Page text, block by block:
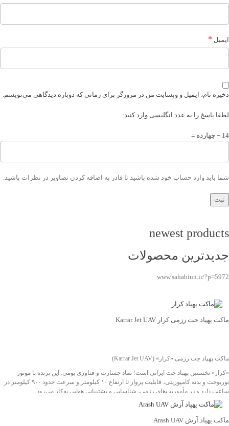
ایمیل *
ذخیره نام، ایمیل و وبسایت من در مرورگر برای زمانی که دوباره دیدگاهی می‌نویسم.
لطفا پاسخ را به عدد انگلیسی وارد کنید:
14 − چهارده =
شما باید وارد حساب خود شده باشید تا قادر به اضافه کردن تصاویر در نظرات باشید.
newest products
جدیدترین محصولات
www.sahabiun.ir/?p=5972
ماکت پهپاد جت رزمی کرار Karrar Jet UAV
ماکت پهپاد جت رزمی «کرار» (Karrar Jet UAV)
«کرار» نخستین پهپاد جت ایرانی است؛ نماد جسارت و فناوری بومی. این پرنده با موتور
توربوجت و بدنه کامپوزیتی، قابلیت پرواز تا ارتفاع ۱۰ کیلومتر و سرعت حدود ۹۰۰ کیلومتر در
ساعت دارد و در مأموریت‌های رزمی، شناسایی و پشتیبانی هوایی به‌کار می‌رود.
مدل واقعی ساخته شده؛ مناسب برای نمایشگاه‌های دفاع مقدس، موزه‌ها و پروژه‌های
آموزشی.
ماکت پهپاد آرش Arash UAV